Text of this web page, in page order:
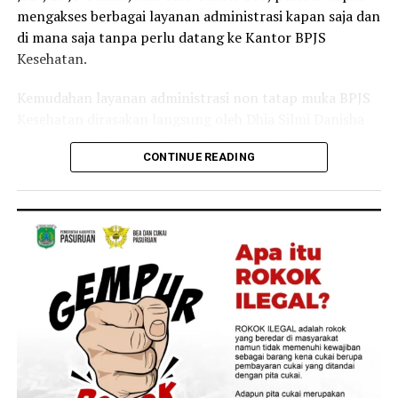
langsung manfaat Program JKN dalam kehidupan
keluarganya.
ringan, seperti batuk dan pilek.
“Keluarga saya juga merasakan langsung manfaat
Program JKN. Saat mengalami keluhan ringan seperti
batuk atau pilek, kami dapat segera memeriksakan diri
dan memperoleh pelayanan kesehatan yang dibutuhkan.
Kehadiran Program JKN membuat kami merasa lebih
tenang karena tidak perlu khawatir terhadap biaya saat
membutuhkan pengobatan,” tuturnya.
Pengalamannya melayani pasien sekaligus merasakan
manfaat JKN sebagai peserta membuatnya semakin
mengakses berbagai layanan administrasi kapan saja dan
di mana saja tanpa perlu datang ke Kantor BPJS
Kesehatan.
Kemudahan layanan administrasi non tatap muka BPJS
(22), peserta JKN asal Desa Tegal Besar, Kecamatan
Kaliwates, Kabupaten Jember.
membantunya mengurus kebutuhan administrasi
kepesertaan secara praktis tanpa harus datang ke
Kantor BPJS Kesehatan.
“Saya baru tahu kalau banyak layanan administrasi JKN
ternyata bisa diakses lewat Aplikasi Mobile JKN setelah
dijelaskan oleh petugas BPJS Keliling. Sejak itu saya lebih
sering menggunakan aplikasi karena lebih praktis. Dari
rumah saya bisa mengecek kepesertaan, mengubah data,
CONTINUE READING